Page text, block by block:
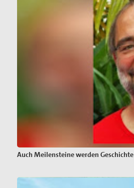
Auch Meilensteine werden Geschichte